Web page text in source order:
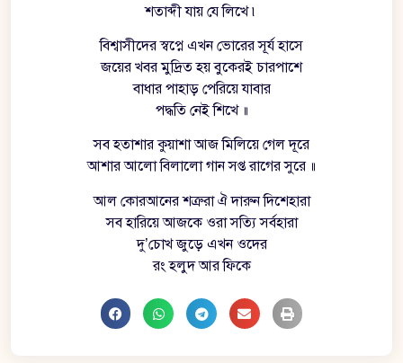
শতাব্দী যায় যে লিখে ৷
বিশ্বাসীদের স্বপ্নে এখন ভোরের সূর্য হাসে
জয়ের খবর মুদ্রিত হয় বুকেরই চারপাশে
বাধার পাহাড় পেরিয়ে যাবার
পদ্ধতি নেই শিখে ॥
সব হতাশার কুয়াশা আজ মিলিয়ে গেল দূরে
আশার আলো বিলালো গান সপ্ত রাগের সুরে ॥
আল কোরআনের শত্রুরা ঐ দারুন দিশেহারা
সব হারিয়ে আজকে ওরা সত্যি সর্বহারা
দু’চোখ জুড়ে এখন ওদের
রং হলুদ আর ফিকে